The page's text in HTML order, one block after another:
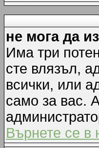
не мога да
Има три
сте влязъл,
всички, или
само за вас.
Върнете се в